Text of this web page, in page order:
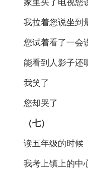
家里买了电视您
我拉着您说坐到
您试着看了一会
能看到人影子还
我笑了
您却哭了
（七）
读五年级的时候
我考上镇上的中